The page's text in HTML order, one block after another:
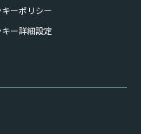
キーポリシー
キー詳細設定